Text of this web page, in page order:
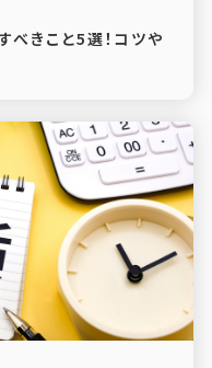
べきこと5選！コツや